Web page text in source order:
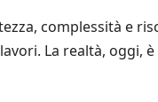
complessità e
La realtà, oggi,